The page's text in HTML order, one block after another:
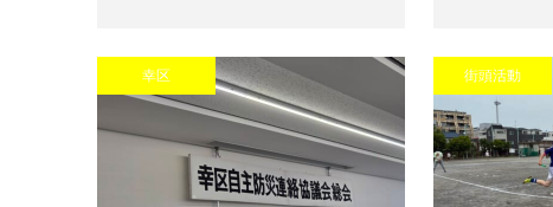
幸区 街頭活動